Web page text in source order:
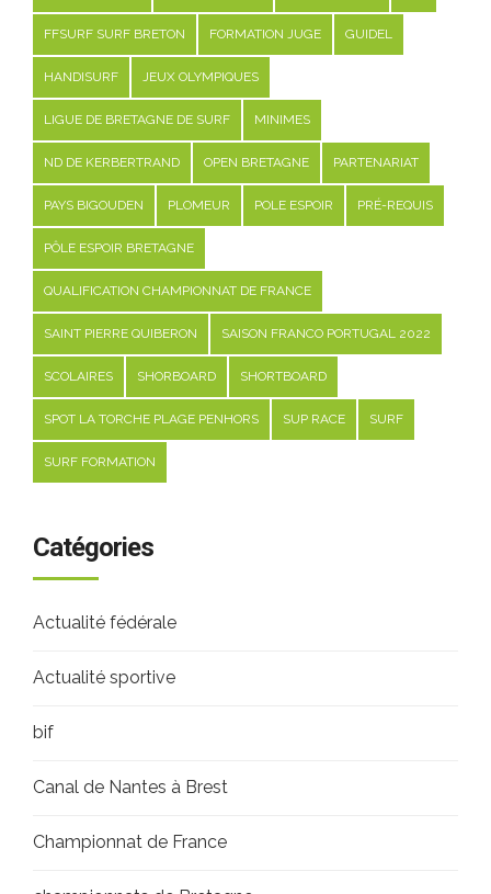
FFSURF SURF BRETON FORMATION JUGE GUIDEL
HANDISURF JEUX OLYMPIQUES
LIGUE DE BRETAGNE DE SURF MINIMES
ND DE KERBERTRAND OPEN BRETAGNE PARTENARIAT
PAYS BIGOUDEN PLOMEUR POLE ESPOIR PRÉ-REQUIS
PÔLE ESPOIR BRETAGNE
QUALIFICATION CHAMPIONNAT DE FRANCE
SAINT PIERRE QUIBERON SAISON FRANCO PORTUGAL 2022
SCOLAIRES SHORBOARD SHORTBOARD
SPOT LA TORCHE PLAGE PENHORS SUP RACE SURF
SURF FORMATION
Catégories
Actualité fédérale
Actualité sportive
bif
Canal de Nantes à Brest
Championnat de France